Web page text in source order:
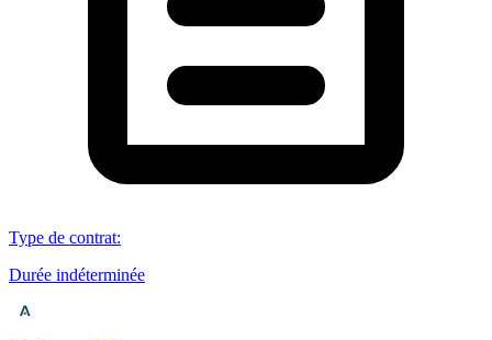
Type de contrat:
Durée indéterminée